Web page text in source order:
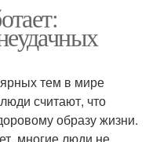
тем в мире
считают, что
образу жизни.